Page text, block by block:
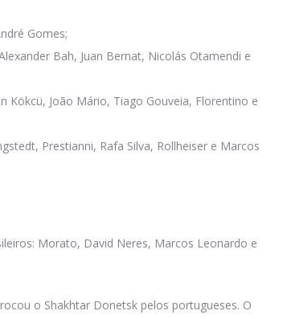
Gomes;
Bah, Juan Bernat, Nicolás Otamendi e
Kökcü, João Mário, Tiago Gouveia, Florentino e
Prestianni, Rafa Silva, Rollheiser e Marcos
Morato, David Neres, Marcos Leonardo e
o Shakhtar Donetsk pelos portugueses. O